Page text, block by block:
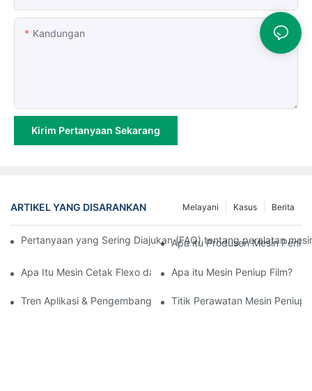
Kandungan
Kirim Pertanyaan Sekarang
ARTIKEL YANG DISARANKAN Berita
Kasus
Melayani
Pertanyaan yang Sering Diajukan (FAQ) tentang peralatan
Apa itu Produsen Mesin
Apa Itu Mesin Cetak Flexo dan Bagaimana Cara Kerjanya?
Apa itu Mesin Peniup Film?
Tren Aplikasi & Pengembangan Mesin Peniup Film
Titik Perawatan Mesin Peniup